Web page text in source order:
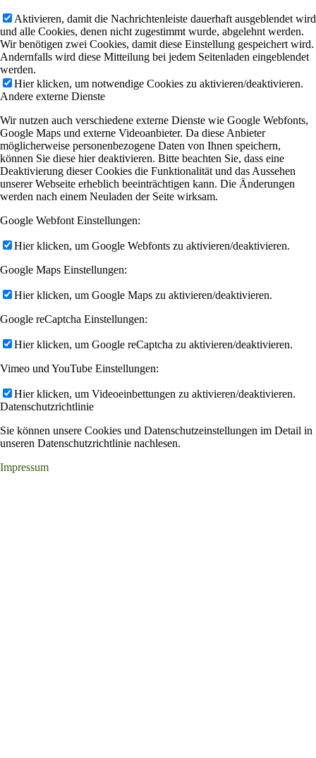
Aktivieren, damit die Nachrichtenleiste dauerhaft ausgeblendet wird
und alle Cookies, denen nicht zugestimmt wurde, abgelehnt werden.
Wir benötigen zwei Cookies, damit diese Einstellung gespeichert wird.
Andernfalls wird diese Mitteilung bei jedem Seitenladen eingeblendet
werden.
Hier klicken, um notwendige Cookies zu aktivieren/deaktivieren.
Andere externe Dienste
Wir nutzen auch verschiedene externe Dienste wie Google Webfonts,
Google Maps und externe Videoanbieter. Da diese Anbieter
möglicherweise personenbezogene Daten von Ihnen speichern,
können Sie diese hier deaktivieren. Bitte beachten Sie, dass eine
Deaktivierung dieser Cookies die Funktionalität und das Aussehen
unserer Webseite erheblich beeinträchtigen kann. Die Änderungen
werden nach einem Neuladen der Seite wirksam.
Google Webfont Einstellungen:
Hier klicken, um Google Webfonts zu aktivieren/deaktivieren.
Google Maps Einstellungen:
Hier klicken, um Google Maps zu aktivieren/deaktivieren.
Google reCaptcha Einstellungen:
Hier klicken, um Google reCaptcha zu aktivieren/deaktivieren.
Vimeo und YouTube Einstellungen:
Hier klicken, um Videoeinbettungen zu aktivieren/deaktivieren.
Datenschutzrichtlinie
Sie können unsere Cookies und Datenschutzeinstellungen im Detail in
unseren Datenschutzrichtlinie nachlesen.
Impressum